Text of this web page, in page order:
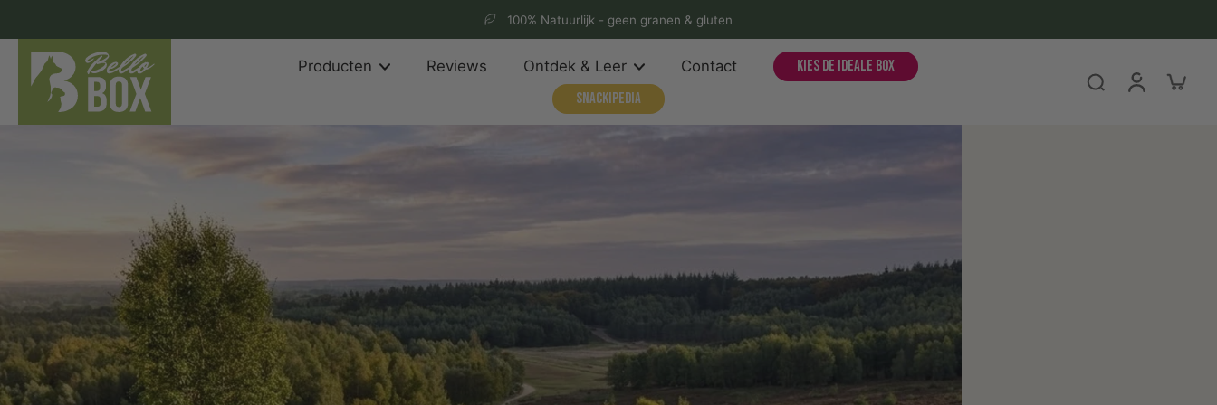
100% Natuurlijk - geen granen & gluten
Producten Reviews Ontdek & Leer Contact
Kies de ideale box
Snackipedia